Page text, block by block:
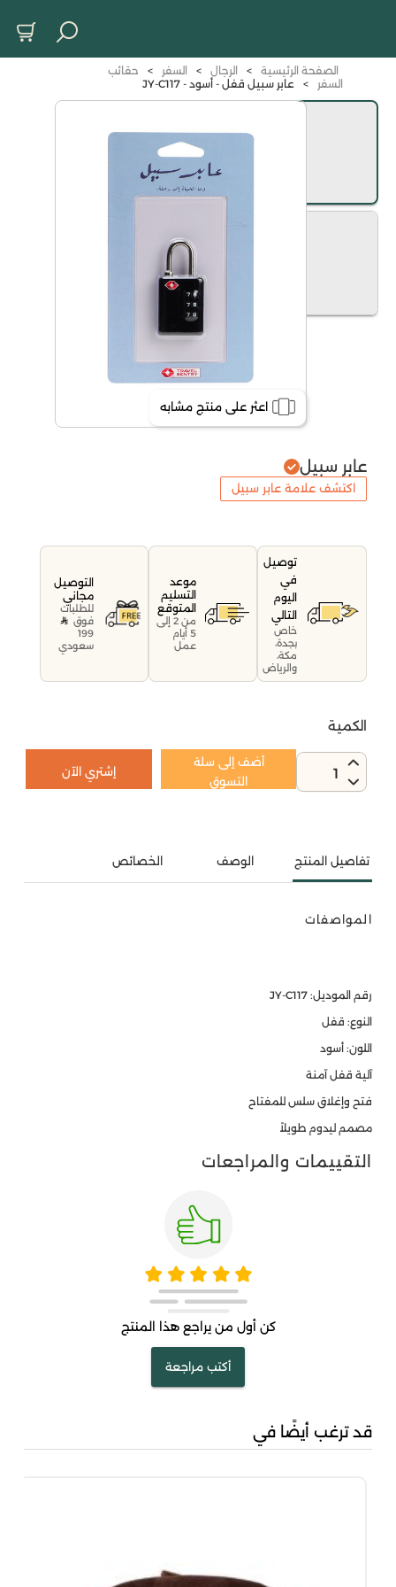
الصفحة الرئيسية > الرجال > السفر >
حقائب
السفر
> عابر سبيل قفل - أسود - JY-C117
اعثر على منتج مشابه
عابر سبيل
اكتشف علامة عابر سبيل
توصيل
في
اليوم
التالي
خاص
بجدة،
مكة،
والرياض
موعد
التسليم
المتوقع
من 2 إلى
5 أيام
عمل
التوصيل
مجاني
للطلبات
فوق
199
سعودي
الكمية
1
أضف إلى سلة
التسوق
إشتري الآن
تفاصيل المنتج الوصف الخصائص
المواصفات
رقم الموديل: JY-C117
النوع: قفل
اللون: أسود
آلية قفل آمنة
فتح وإغلاق سلس للمفتاح
مصمم ليدوم طويلاً
التقييمات والمراجعات
كن أول من يراجع هذا المنتج
أكتب مراجعة
قد ترغب أيضًا في